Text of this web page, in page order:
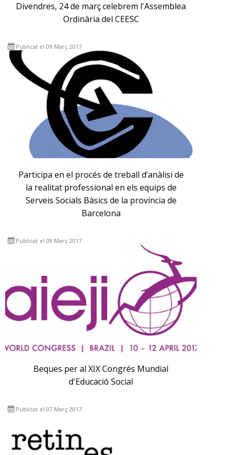
Divendres, 24 de març celebrem l'Assemblea
Ordinària del CEESC
Publicat el 09 Març 2017
Participa en el procés de treball d’anàlisi de
la realitat professional en els equips de
Serveis Socials Bàsics de la província de
Barcelona
Publicat el 09 Març 2017
Beques per al XIX Congrés Mundial
d'Educació Social
Publicat el 07 Març 2017